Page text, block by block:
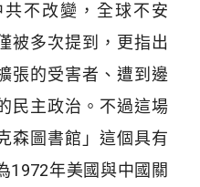
不改變，全球不安
被多次提到，更指出
張的受害者、遭到邊
民主政治。不過這場
森圖書館」這個具有
1972年美國與中國關